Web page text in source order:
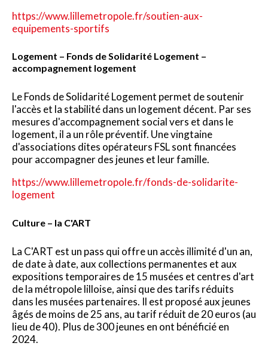
https://www.lillemetropole.fr/soutien-aux-
equipements-sportifs
Logement – Fonds de Solidarité Logement –
accompagnement logement
Le Fonds de Solidarité Logement permet de soutenir
l'accès et la stabilité dans un logement décent. Par ses
mesures d'accompagnement social vers et dans le
logement, il a un rôle préventif. Une vingtaine
d'associations dites opérateurs FSL sont financées
pour accompagner des jeunes et leur famille.
https://www.lillemetropole.fr/fonds-de-solidarite-
logement
Culture – la C'ART
La C'ART est un pass qui offre un accès illimité d'un an,
de date à date, aux collections permanentes et aux
expositions temporaires de 15 musées et centres d'art
de la métropole lilloise, ainsi que des tarifs réduits
dans les musées partenaires. Il est proposé aux jeunes
âgés de moins de 25 ans, au tarif réduit de 20 euros (au
lieu de 40). Plus de 300 jeunes en ont bénéficié en
2024.